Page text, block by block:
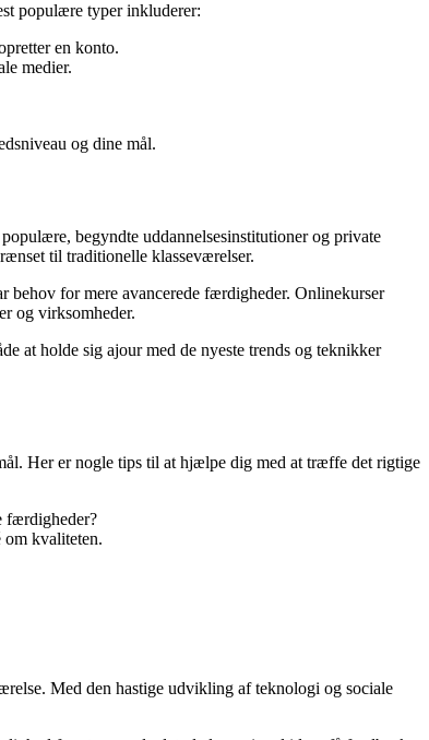
populære typer inkluderer:
en konto.
medier.
og dine mål.
begyndte uddannelsesinstitutioner og private
til traditionelle klasseværelser.
for mere avancerede færdigheder. Onlinekurser
og virksomheder.
at holde sig ajour med de nyeste trends og teknikker
Her er nogle tips til at hjælpe dig med at træffe det rigtige
færdigheder?
om kvaliteten.
Med den hastige udvikling af teknologi og sociale